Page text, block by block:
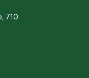
710